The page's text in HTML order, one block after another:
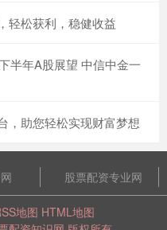
轻松获利，稳健收益
半年A股展望 中信中金一
，助您轻松实现财富梦想
股票配资专业网
地图 HTML地图